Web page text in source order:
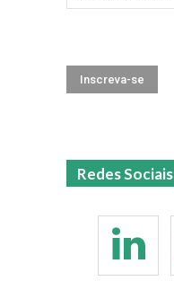
Redes Sociais